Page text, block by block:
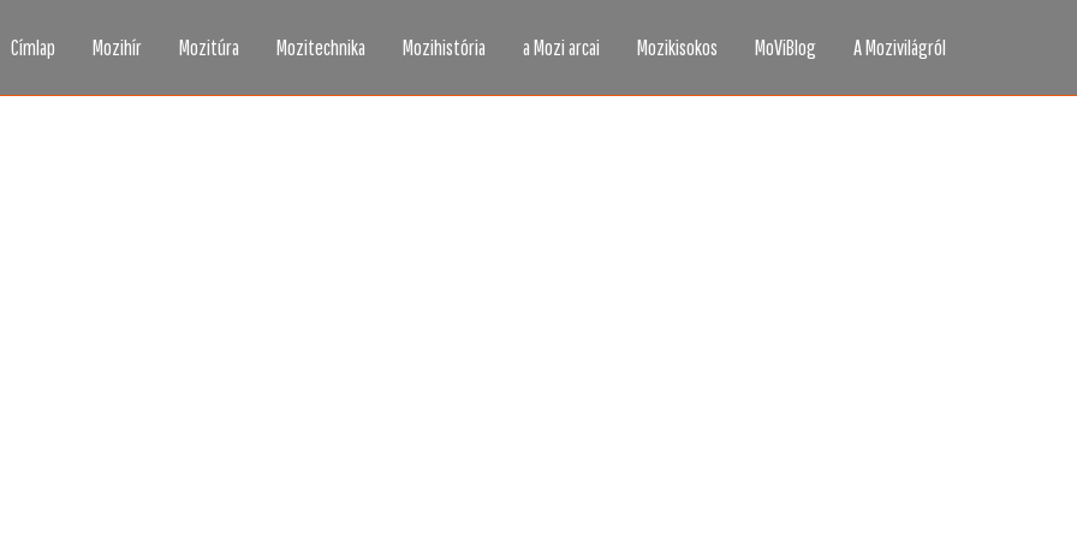
Címlap Mozihír Mozitúra Mozitechnika Mozihistória a Mozi arcai Mozikisokos MoViBlog A Mozivilágról